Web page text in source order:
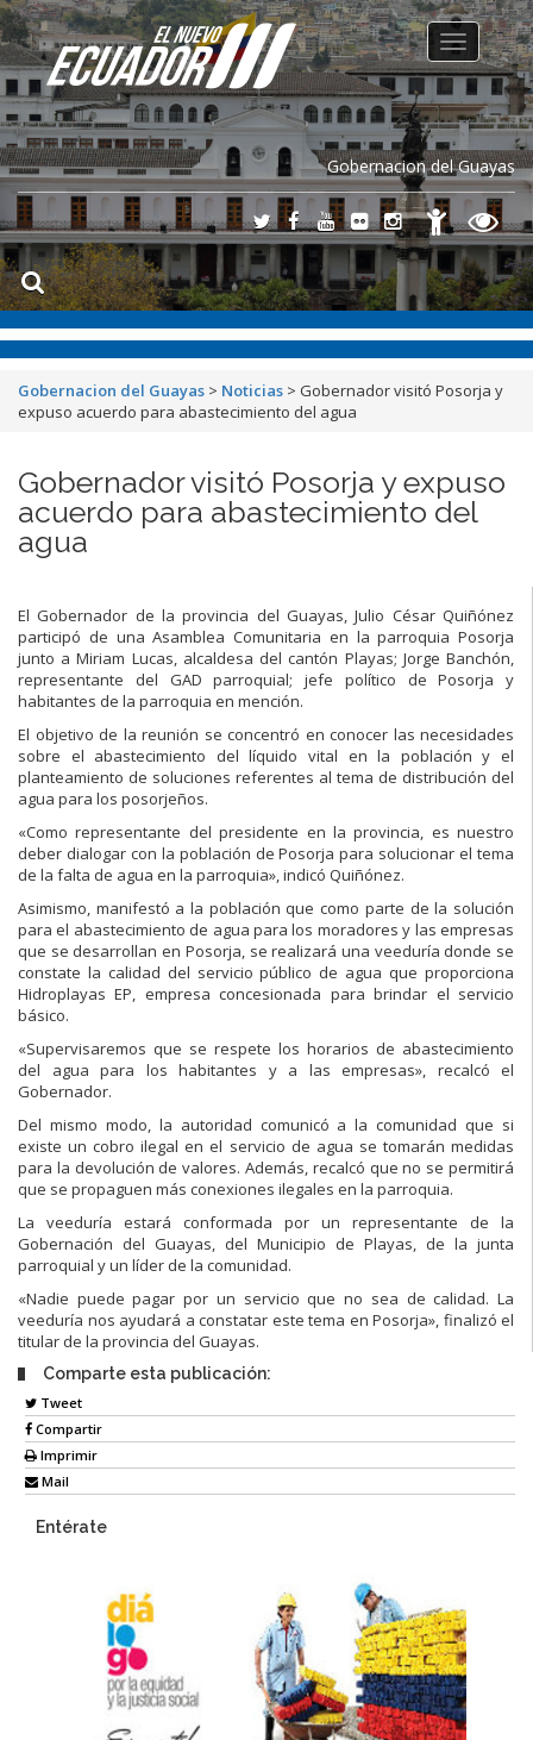
Gobernacion del Guayas
Toggle
navigation
Gobernacion del Guayas > Noticias > Gobernador visitó Posorja y
expuso acuerdo para abastecimiento del agua
Gobernador visitó Posorja y expuso
acuerdo para abastecimiento del
agua
El Gobernador de la provincia del Guayas, Julio César Quiñónez
participó de una Asamblea Comunitaria en la parroquia Posorja
junto a Miriam Lucas, alcaldesa del cantón Playas; Jorge Banchón,
representante del GAD parroquial; jefe político de Posorja y
habitantes de la parroquia en mención.
El objetivo de la reunión se concentró en conocer las necesidades
sobre el abastecimiento del líquido vital en la población y el
planteamiento de soluciones referentes al tema de distribución del
agua para los posorjeños.
«Como representante del presidente en la provincia, es nuestro
deber dialogar con la población de Posorja para solucionar el tema
de la falta de agua en la parroquia», indicó Quiñónez.
Asimismo, manifestó a la población que como parte de la solución
para el abastecimiento de agua para los moradores y las empresas
que se desarrollan en Posorja, se realizará una veeduría donde se
constate la calidad del servicio público de agua que proporciona
Hidroplayas EP, empresa concesionada para brindar el servicio
básico.
«Supervisaremos que se respete los horarios de abastecimiento
del agua para los habitantes y a las empresas», recalcó el
Gobernador.
Del mismo modo, la autoridad comunicó a la comunidad que si
existe un cobro ilegal en el servicio de agua se tomarán medidas
para la devolución de valores. Además, recalcó que no se permitirá
que se propaguen más conexiones ilegales en la parroquia.
La veeduría estará conformada por un representante de la
Gobernación del Guayas, del Municipio de Playas, de la junta
parroquial y un líder de la comunidad.
«Nadie puede pagar por un servicio que no sea de calidad. La
veeduría nos ayudará a constatar este tema en Posorja», finalizó el
titular de la provincia del Guayas.
Comparte esta publicación:
Tweet
Compartir
Imprimir
Mail
Entérate